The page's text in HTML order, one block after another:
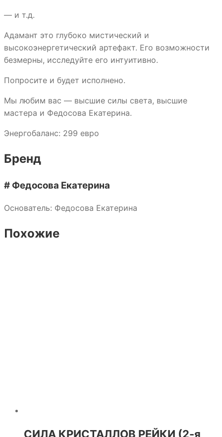
— и т.д.
Адамант это глубоко мистический и
высокоэнергетический артефакт. Его возможности
безмерны, исследуйте его интуитивно.
Попросите и будет исполнено.
Мы любим вас — высшие силы света, высшие
мастера и Федосова Екатерина.
Энергобаланс: 299 евро
Бренд
# Федосова Екатерина
Основатель: Федосова Екатерина
Похожие
СИЛА КРИСТАЛЛОВ РЕЙКИ (2-я